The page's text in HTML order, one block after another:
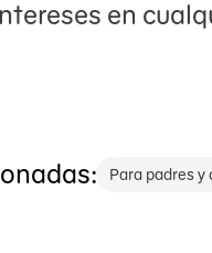
en
Para padres y